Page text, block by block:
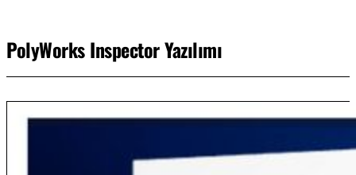
PolyWorks Inspector Yazılımı